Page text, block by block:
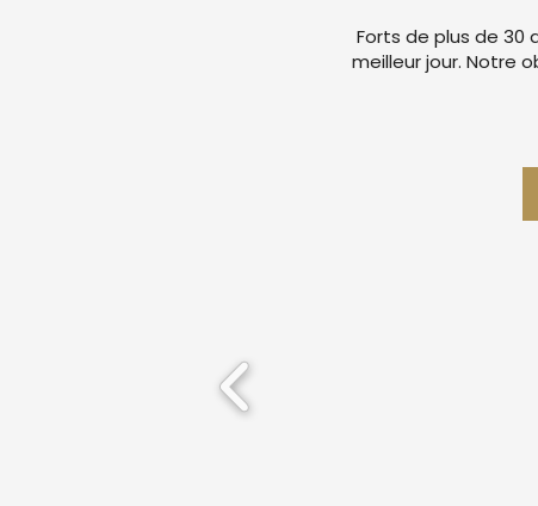
Forts de plus de 30
meilleur jour. Notre